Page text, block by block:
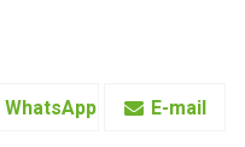
WhatsApp E-mail